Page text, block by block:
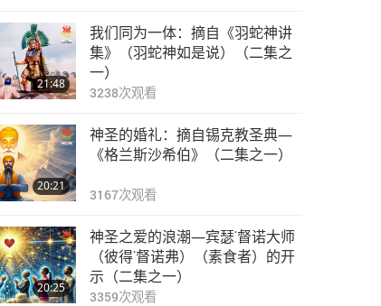
21:48
我们同为一体：摘自《羽蛇神讲
集》（羽蛇神如是说）（二集之
一）
3238次观看
20:21
神圣的婚礼：摘自锡克教圣典—
《格兰斯沙希伯》（二集之一）
3167次观看
20:25
神圣之爱的浪潮—宾瑟˙督诺大师
（彼得˙督诺弗）（素食者）的开
示（二集之一）
3359次观看